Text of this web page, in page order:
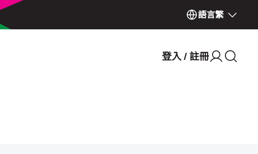
語言繁
登入 / 註冊